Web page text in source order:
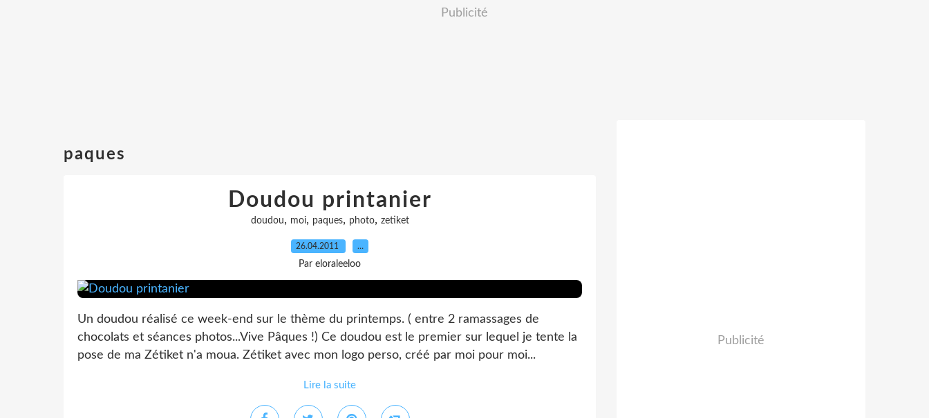
Publicité
paques
Doudou printanier
doudou, moi, paques, photo, zetiket
26.04.2011 …
Par eloraleeloo
Un doudou réalisé ce week-end sur le thème du printemps. ( entre 2 ramassages de
chocolats et séances photos...Vive Pâques !) Ce doudou est le premier sur lequel je tente la
pose de ma Zétiket n'a moua. Zétiket avec mon logo perso, créé par moi pour moi...
Lire la suite
Publicité